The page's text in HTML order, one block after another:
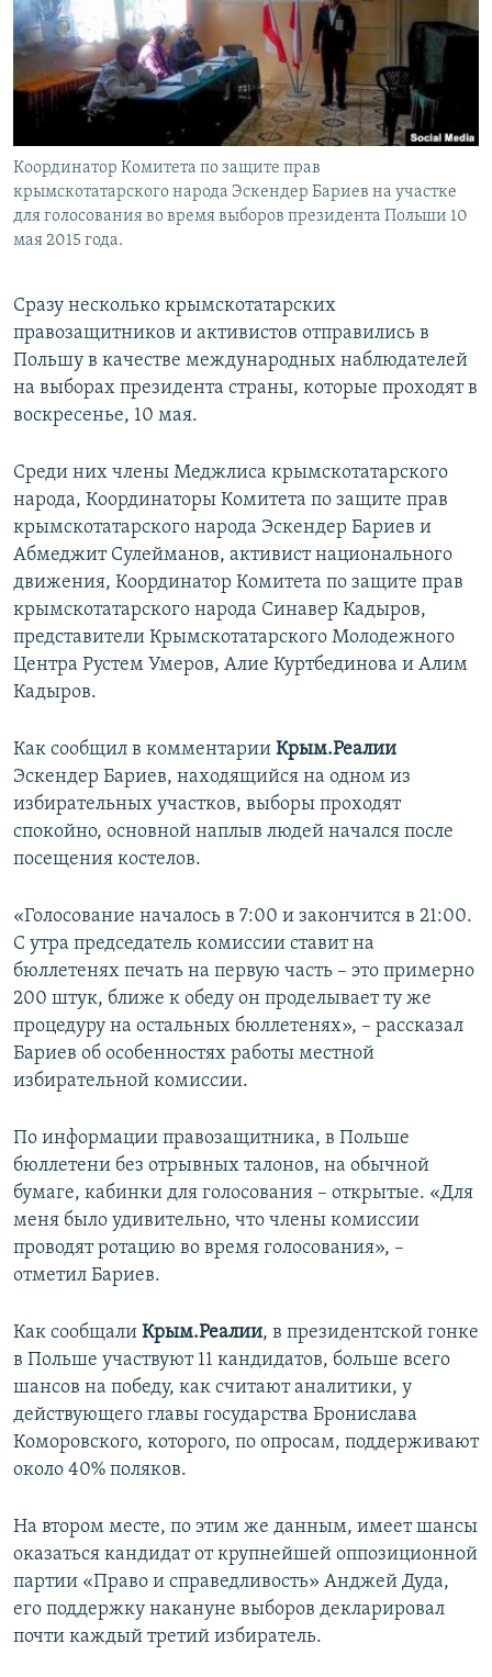
ПОБЕДИТЕЛЕЙ НЕ СУДЯТ?
КРЫМ.НЕПОКОРЕННЫЙ
ELIFBE
УКРАИНСКАЯ ПРОБЛЕМА КРЫМА
ПРИСОЕДИНЯЙТЕСЬ!
Все сайты RFE/RL
Координатор Комитета по защите прав
крымскотатарского народа Эскендер Бариев на участке
для голосования во время выборов президента Польши 10
мая 2015 года.
Сразу несколько крымскотатарских
правозащитников и активистов отправились в
Польшу в качестве международных наблюдателей
на выборах президента страны, которые проходят в
воскресенье, 10 мая.
Среди них члены Меджлиса крымскотатарского
народа, Координаторы Комитета по защите прав
крымскотатарского народа Эскендер Бариев и
Абмеджит Сулейманов, активист национального
движения, Координатор Комитета по защите прав
крымскотатарского народа Синавер Кадыров,
представители Крымскотатарского Молодежного
Центра Рустем Умеров, Алие Куртбединова и Алим
Кадыров.
Как сообщил в комментарии Крым.Реалии
Эскендер Бариев, находящийся на одном из
избирательных участков, выборы проходят
спокойно, основной наплыв людей начался после
посещения костелов.
«Голосование началось в 7:00 и закончится в 21:00.
С утра председатель комиссии ставит на
бюллетенях печать на первую часть – это примерно
200 штук, ближе к обеду он проделывает ту же
процедуру на остальных бюллетенях», – рассказал
Бариев об особенностях работы местной
избирательной комиссии.
По информации правозащитника, в Польше
бюллетени без отрывных талонов, на обычной
бумаге, кабинки для голосования – открытые. «Для
меня было удивительно, что члены комиссии
проводят ротацию во время голосования», –
отметил Бариев.
Как сообщали Крым.Реалии, в президентской гонке
в Польше участвуют 11 кандидатов, больше всего
шансов на победу, как считают аналитики, у
действующего главы государства Бронислава
Коморовского, которого, по опросам, поддерживают
около 40% поляков.
На втором месте, по этим же данным, имеет шансы
оказаться кандидат от крупнейшей оппозиционной
партии «Право и справедливость» Анджей Дуда,
его поддержку накануне выборов декларировал
почти каждый третий избиратель.